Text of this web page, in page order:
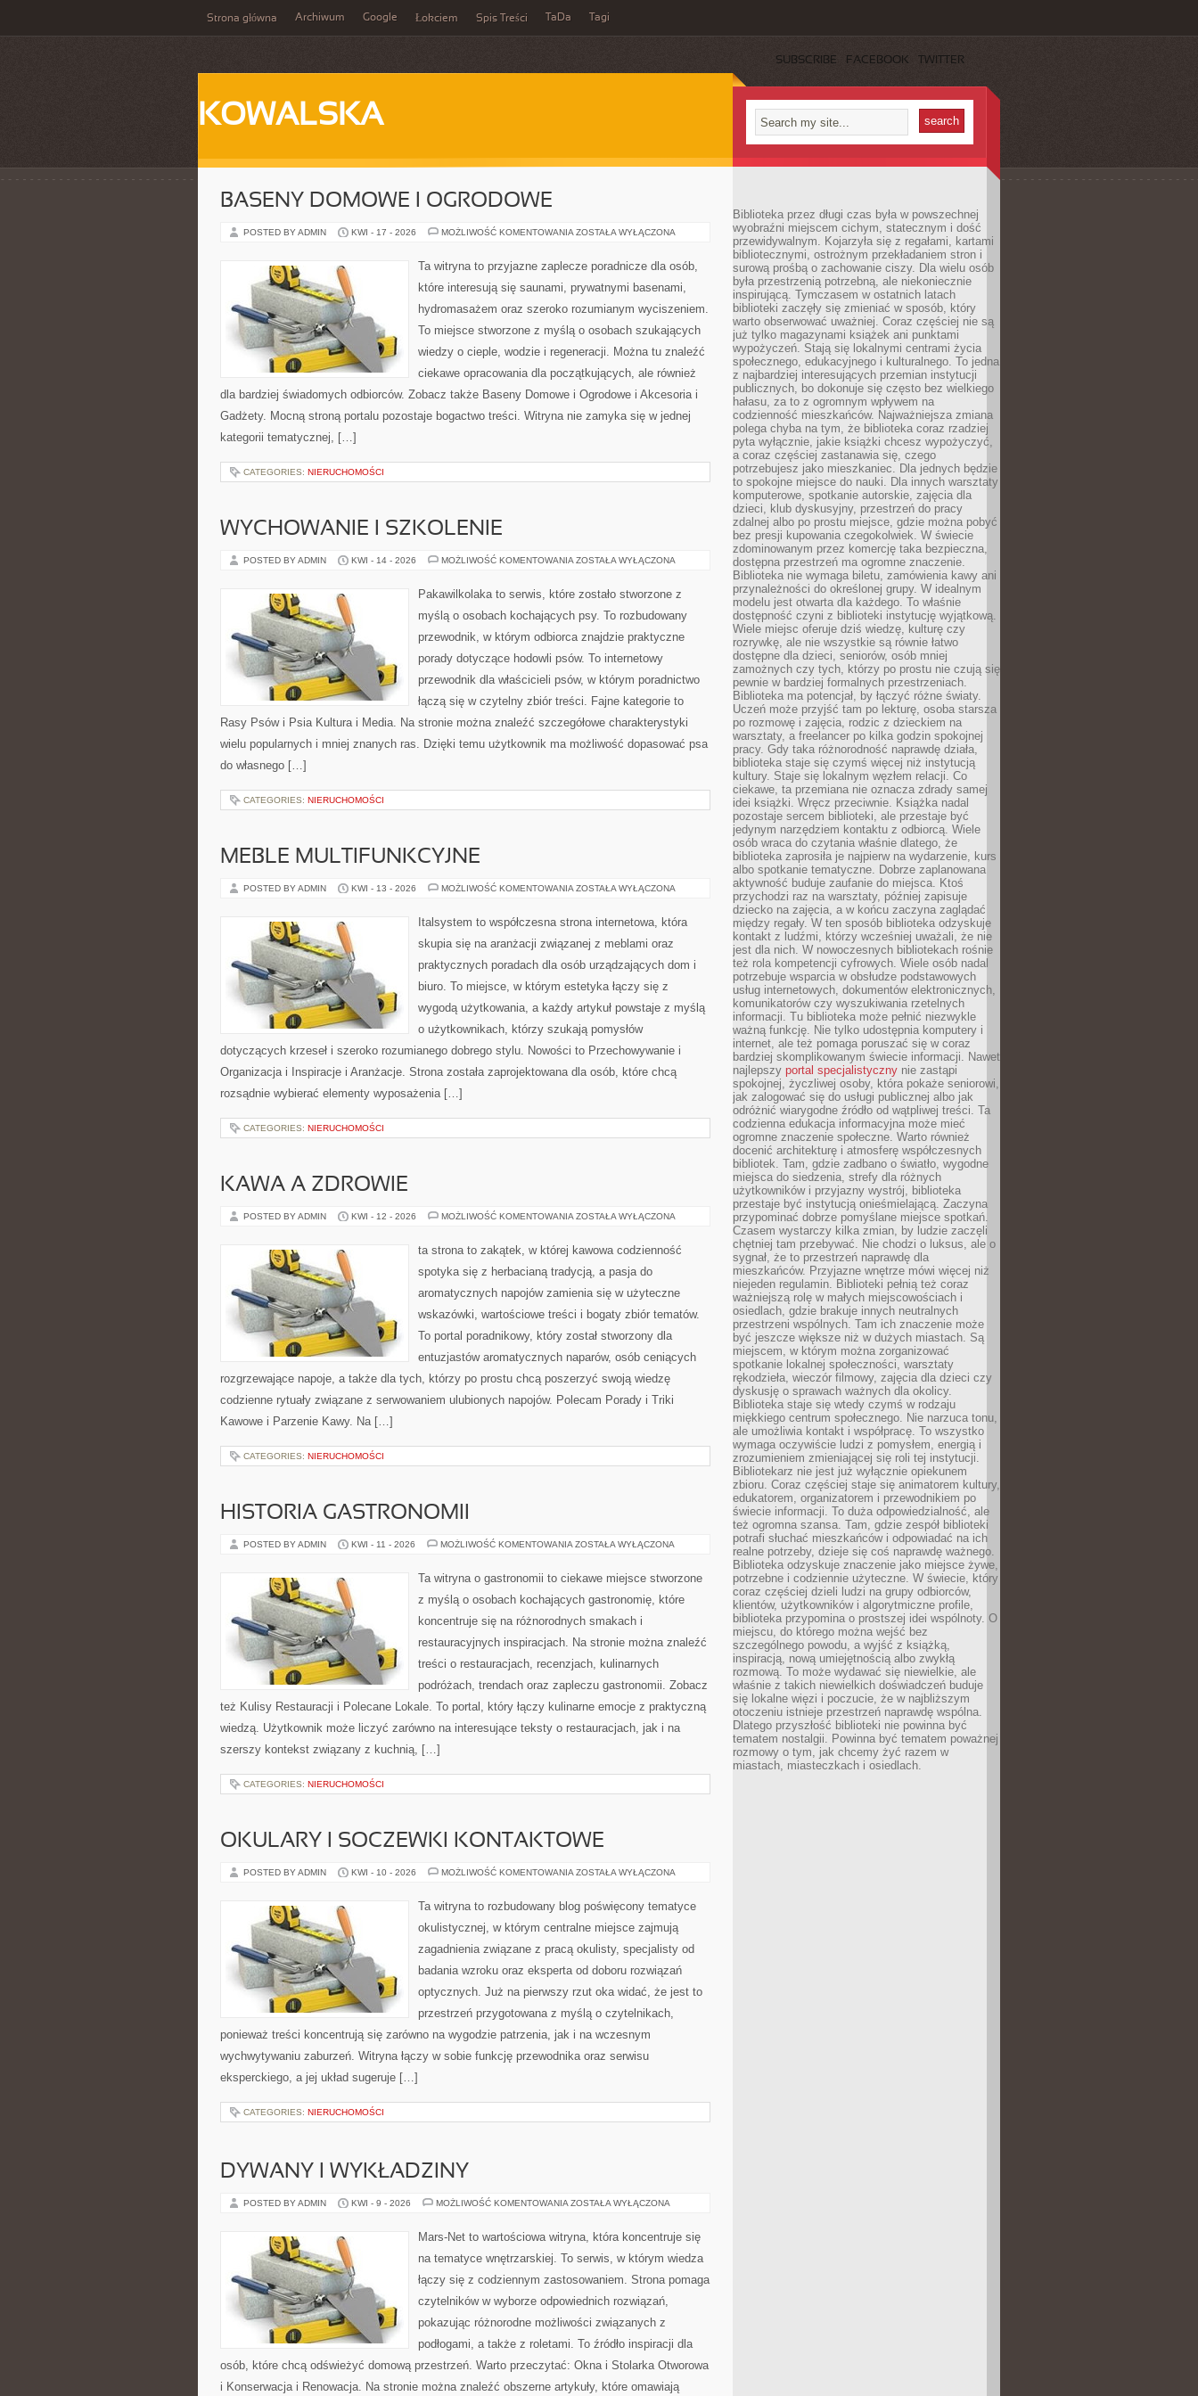
Strona główna Archiwum Google Łokciem Spis Treści TaDa Tagi
SUBSCRIBE FACEBOOK TWITTER
KOWALSKA
BASENY DOMOWE I OGRODOWE
POSTED BY ADMIN KWI - 17 - 2026 MOŻLIWOŚĆ KOMENTOWANIA BASENY
OGRODOWE
ZOSTAŁA WYŁĄCZONA
Ta witryna to przyjazne zaplecze poradnicze dla osób,
które interesują się saunami, prywatnymi basenami,
hydromasażem oraz szeroko rozumianym wyciszeniem.
To miejsce stworzone z myślą o osobach szukających
wiedzy o cieple, wodzie i regeneracji. Można tu znaleźć
ciekawe opracowania dla początkujących, ale również
dla bardziej świadomych odbiorców. Zobacz także Baseny Domowe i Ogrodowe i Akcesoria i
Gadżety. Mocną stroną portalu pozostaje bogactwo treści. Witryna nie zamyka się w jednej
kategorii tematycznej, […]
CATEGORIES: NIERUCHOMOŚCI
WYCHOWANIE I SZKOLENIE
POSTED BY ADMIN KWI - 14 - 2026 MOŻLIWOŚĆ KOMENTOWANIA WYCHOWANIE
ZOSTAŁA WYŁĄCZONA
Pakawilkolaka to serwis, które zostało stworzone z
myślą o osobach kochających psy. To rozbudowany
przewodnik, w którym odbiorca znajdzie praktyczne
porady dotyczące hodowli psów. To internetowy
przewodnik dla właścicieli psów, w którym poradnictwo
łączą się w czytelny zbiór treści. Fajne kategorie to
Rasy Psów i Psia Kultura i Media. Na stronie można znaleźć szczegółowe charakterystyki
wielu popularnych i mniej znanych ras. Dzięki temu użytkownik ma możliwość dopasować psa
do własnego […]
CATEGORIES: NIERUCHOMOŚCI
MEBLE MULTIFUNKCYJNE
POSTED BY ADMIN KWI - 13 - 2026 MOŻLIWOŚĆ KOMENTOWANIA MEBLE
ZOSTAŁA WYŁĄCZONA
Italsystem to współczesna strona internetowa, która
skupia się na aranżacji związanej z meblami oraz
praktycznych poradach dla osób urządzających dom i
biuro. To miejsce, w którym estetyka łączy się z
wygodą użytkowania, a każdy artykuł powstaje z myślą
o użytkownikach, którzy szukają pomysłów
dotyczących krzeseł i szeroko rozumianego dobrego stylu. Nowości to Przechowywanie i
Organizacja i Inspiracje i Aranżacje. Strona została zaprojektowana dla osób, które chcą
rozsądnie wybierać elementy wyposażenia […]
CATEGORIES: NIERUCHOMOŚCI
KAWA A ZDROWIE
POSTED BY ADMIN KWI - 12 - 2026 MOŻLIWOŚĆ KOMENTOWANIA KAWA
ZOSTAŁA WYŁĄCZONA
ta strona to zakątek, w której kawowa codzienność
spotyka się z herbacianą tradycją, a pasja do
aromatycznych napojów zamienia się w użyteczne
wskazówki, wartościowe treści i bogaty zbiór tematów.
To portal poradnikowy, który został stworzony dla
entuzjastów aromatycznych naparów, osób ceniących
rozgrzewające napoje, a także dla tych, którzy po prostu chcą poszerzyć swoją wiedzę
codzienne rytuały związane z serwowaniem ulubionych napojów. Polecam Porady i Triki
Kawowe i Parzenie Kawy. Na […]
CATEGORIES: NIERUCHOMOŚCI
HISTORIA GASTRONOMII
POSTED BY ADMIN KWI - 11 - 2026 MOŻLIWOŚĆ KOMENTOWANIA HISTORIA
ZOSTAŁA WYŁĄCZONA
Ta witryna o gastronomii to ciekawe miejsce stworzone
z myślą o osobach kochających gastronomię, które
koncentruje się na różnorodnych smakach i
restauracyjnych inspiracjach. Na stronie można znaleźć
treści o restauracjach, recenzjach, kulinarnych
podróżach, trendach oraz zapleczu gastronomii. Zobacz
też Kulisy Restauracji i Polecane Lokale. To portal, który łączy kulinarne emocje z praktyczną
wiedzą. Użytkownik może liczyć zarówno na interesujące teksty o restauracjach, jak i na
szerszy kontekst związany z kuchnią, […]
CATEGORIES: NIERUCHOMOŚCI
OKULARY I SOCZEWKI KONTAKTOWE
POSTED BY ADMIN KWI - 10 - 2026 MOŻLIWOŚĆ KOMENTOWANIA OKULARY
KONTAKTOWE
ZOSTAŁA WYŁĄCZONA
Ta witryna to rozbudowany blog poświęcony tematyce
okulistycznej, w którym centralne miejsce zajmują
zagadnienia związane z pracą okulisty, specjalisty od
badania wzroku oraz eksperta od doboru rozwiązań
optycznych. Już na pierwszy rzut oka widać, że jest to
przestrzeń przygotowana z myślą o czytelnikach,
ponieważ treści koncentrują się zarówno na wygodzie patrzenia, jak i na wczesnym
wychwytywaniu zaburzeń. Witryna łączy w sobie funkcję przewodnika oraz serwisu
eksperckiego, a jej układ sugeruje […]
CATEGORIES: NIERUCHOMOŚCI
DYWANY I WYKŁADZINY
POSTED BY ADMIN KWI - 9 - 2026 MOŻLIWOŚĆ KOMENTOWANIA DYWANY
ZOSTAŁA WYŁĄCZONA
Mars-Net to wartościowa witryna, która koncentruje się
na tematyce wnętrzarskiej. To serwis, w którym wiedza
łączy się z codziennym zastosowaniem. Strona pomaga
czytelników w wyborze odpowiednich rozwiązań,
pokazując różnorodne możliwości związanych z
podłogami, a także z roletami. To źródło inspiracji dla
osób, które chcą odświeżyć domową przestrzeń. Warto przeczytać: Okna i Stolarka Otworowa
i Konserwacja i Renowacja. Na stronie można znaleźć obszerne artykuły, które omawiają
Biblioteka przez długi czas była w powszechnej
wyobraźni miejscem cichym, statecznym i dość
przewidywalnym. Kojarzyła się z regałami, kartami
bibliotecznymi, ostrożnym przekładaniem stron i
surową prośbą o zachowanie ciszy. Dla wielu osób
była przestrzenią potrzebną, ale niekoniecznie
inspirującą. Tymczasem w ostatnich latach
biblioteki zaczęły się zmieniać w sposób, który
warto obserwować uważniej. Coraz częściej nie są
już tylko magazynami książek ani punktami
wypożyczeń. Stają się lokalnymi centrami życia
społecznego, edukacyjnego i kulturalnego. To jedna
z najbardziej interesujących przemian instytucji
publicznych, bo dokonuje się często bez wielkiego
hałasu, za to z ogromnym wpływem na
codzienność mieszkańców. Najważniejsza zmiana
polega chyba na tym, że biblioteka coraz rzadziej
pyta wyłącznie, jakie książki chcesz wypożyczyć,
a coraz częściej zastanawia się, czego
potrzebujesz jako mieszkaniec. Dla jednych będzie
to spokojne miejsce do nauki. Dla innych warsztaty
komputerowe, spotkanie autorskie, zajęcia dla
dzieci, klub dyskusyjny, przestrzeń do pracy
zdalnej albo po prostu miejsce, gdzie można pobyć
bez presji kupowania czegokolwiek. W świecie
zdominowanym przez komercję taka bezpieczna,
dostępna przestrzeń ma ogromne znaczenie.
Biblioteka nie wymaga biletu, zamówienia kawy ani
przynależności do określonej grupy. W idealnym
modelu jest otwarta dla każdego. To właśnie
dostępność czyni z biblioteki instytucję wyjątkową.
Wiele miejsc oferuje dziś wiedzę, kulturę czy
rozrywkę, ale nie wszystkie są równie łatwo
dostępne dla dzieci, seniorów, osób mniej
zamożnych czy tych, którzy po prostu nie czują się
pewnie w bardziej formalnych przestrzeniach.
Biblioteka ma potencjał, by łączyć różne światy.
Uczeń może przyjść tam po lekturę, osoba starsza
po rozmowę i zajęcia, rodzic z dzieckiem na
warsztaty, a freelancer po kilka godzin spokojnej
pracy. Gdy taka różnorodność naprawdę działa,
biblioteka staje się czymś więcej niż instytucją
kultury. Staje się lokalnym węzłem relacji. Co
ciekawe, ta przemiana nie oznacza zdrady samej
idei książki. Wręcz przeciwnie. Książka nadal
pozostaje sercem biblioteki, ale przestaje być
jedynym narzędziem kontaktu z odbiorcą. Wiele
osób wraca do czytania właśnie dlatego, że
biblioteka zaprosiła je najpierw na wydarzenie, kurs
albo spotkanie tematyczne. Dobrze zaplanowana
aktywność buduje zaufanie do miejsca. Ktoś
przychodzi raz na warsztaty, później zapisuje
dziecko na zajęcia, a w końcu zaczyna zaglądać
między regały. W ten sposób biblioteka odzyskuje
kontakt z ludźmi, którzy wcześniej uważali, że nie
jest dla nich. W nowoczesnych bibliotekach rośnie
też rola kompetencji cyfrowych. Wiele osób nadal
potrzebuje wsparcia w obsłudze podstawowych
usług internetowych, dokumentów elektronicznych,
komunikatorów czy wyszukiwania rzetelnych
informacji. Tu biblioteka może pełnić niezwykle
ważną funkcję. Nie tylko udostępnia komputery i
internet, ale też pomaga poruszać się w coraz
bardziej skomplikowanym świecie informacji. Nawet
najlepszy portal specjalistyczny nie zastąpi
spokojnej, życzliwej osoby, która pokaże seniorowi,
jak zalogować się do usługi publicznej albo jak
odróżnić wiarygodne źródło od wątpliwej treści. Ta
codzienna edukacja informacyjna może mieć
ogromne znaczenie społeczne. Warto również
docenić architekturę i atmosferę współczesnych
bibliotek. Tam, gdzie zadbano o światło, wygodne
miejsca do siedzenia, strefy dla różnych
użytkowników i przyjazny wystrój, biblioteka
przestaje być instytucją onieśmielającą. Zaczyna
przypominać dobrze pomyślane miejsce spotkań.
Czasem wystarczy kilka zmian, by ludzie zaczęli
chętniej tam przebywać. Nie chodzi o luksus, ale o
sygnał, że to przestrzeń naprawdę dla
mieszkańców. Przyjazne wnętrze mówi więcej niż
niejeden regulamin. Biblioteki pełnią też coraz
ważniejszą rolę w małych miejscowościach i
osiedlach, gdzie brakuje innych neutralnych
przestrzeni wspólnych. Tam ich znaczenie może
być jeszcze większe niż w dużych miastach. Są
miejscem, w którym można zorganizować
spotkanie lokalnej społeczności, warsztaty
rękodzieła, wieczór filmowy, zajęcia dla dzieci czy
dyskusję o sprawach ważnych dla okolicy.
Biblioteka staje się wtedy czymś w rodzaju
miękkiego centrum społecznego. Nie narzuca tonu,
ale umożliwia kontakt i współpracę. To wszystko
wymaga oczywiście ludzi z pomysłem, energią i
zrozumieniem zmieniającej się roli tej instytucji.
Bibliotekarz nie jest już wyłącznie opiekunem
zbioru. Coraz częściej staje się animatorem kultury,
edukatorem, organizatorem i przewodnikiem po
świecie informacji. To duża odpowiedzialność, ale
też ogromna szansa. Tam, gdzie zespół biblioteki
potrafi słuchać mieszkańców i odpowiadać na ich
realne potrzeby, dzieje się coś naprawdę ważnego.
Biblioteka odzyskuje znaczenie jako miejsce żywe,
potrzebne i codziennie użyteczne. W świecie, który
coraz częściej dzieli ludzi na grupy odbiorców,
klientów, użytkowników i algorytmiczne profile,
biblioteka przypomina o prostszej idei wspólnoty. O
miejscu, do którego można wejść bez
szczególnego powodu, a wyjść z książką,
inspiracją, nową umiejętnością albo zwykłą
rozmową. To może wydawać się niewielkie, ale
właśnie z takich niewielkich doświadczeń buduje
się lokalne więzi i poczucie, że w najbliższym
otoczeniu istnieje przestrzeń naprawdę wspólna.
Dlatego przyszłość biblioteki nie powinna być
tematem nostalgii. Powinna być tematem poważnej
rozmowy o tym, jak chcemy żyć razem w
miastach, miasteczkach i osiedlach.